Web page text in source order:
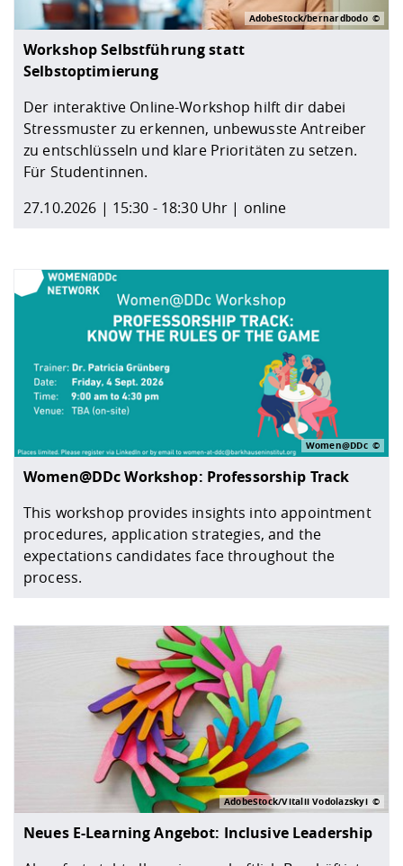
Workshop Selbstführung statt
Selbstoptimierung
Der interaktive Online-Workshop hilft dir dabei
Stressmuster zu erkennen, unbewusste Antreiber
zu entschlüsseln und klare Prioritäten zu setzen.
Für Studentinnen.
27.10.2026 | 15:30 - 18:30 Uhr | online
AdobeStock/bernardbodo
Women@DDc Workshop: Professorship Track
This workshop provides insights into appointment
procedures, application strategies, and the
expectations candidates face throughout the
process.
Women@DDc
Neues E-Learning Angebot: Inclusive Leadership
AdobeStock/Vitalii Vodolazskyi